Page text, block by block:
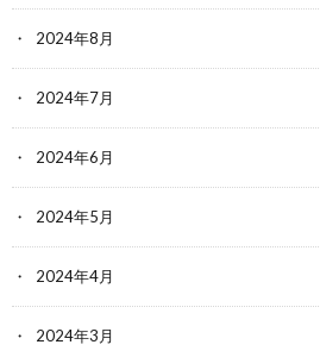
2024年8月
2024年7月
2024年6月
2024年5月
2024年4月
2024年3月